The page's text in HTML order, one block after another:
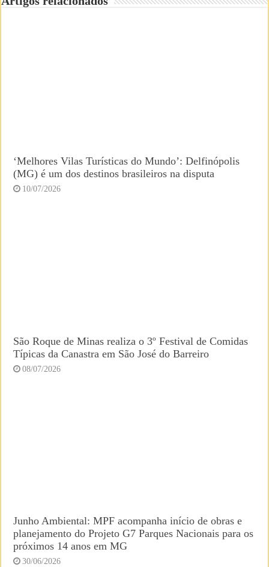
‘Melhores Vilas Turísticas do Mundo’: Delfinópolis
(MG) é um dos destinos brasileiros na disputa
10/07/2026
São Roque de Minas realiza o 3º Festival de Comidas
Típicas da Canastra em São José do Barreiro
08/07/2026
Junho Ambiental: MPF acompanha início de obras e
planejamento do Projeto G7 Parques Nacionais para os
próximos 14 anos em MG
30/06/2026